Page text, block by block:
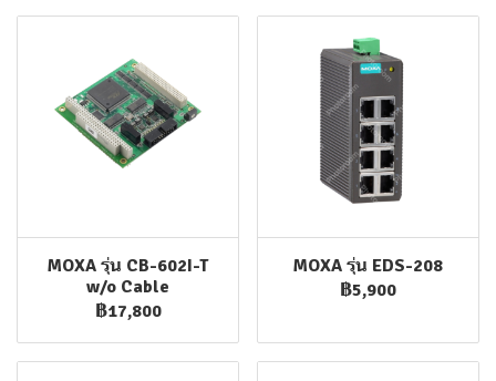
MOXA รุ่น CB-602I-T
w/o Cable
฿17,800
MOXA รุ่น EDS-208
฿5,900